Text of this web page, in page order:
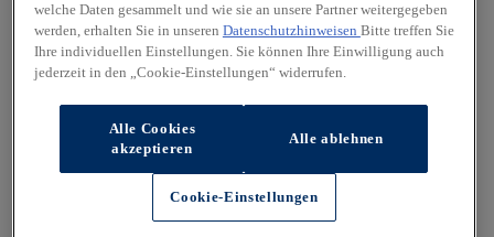
welche Daten gesammelt und wie sie an unsere Partner weitergegeben
werden, erhalten Sie in unseren Datenschutzhinweisen Bitte treffen Sie
Ihre individuellen Einstellungen. Sie können Ihre Einwilligung auch
jederzeit in den „Cookie-Einstellungen“ widerrufen.
Alle Cookies
akzeptieren
Alle ablehnen
Cookie-Einstellungen